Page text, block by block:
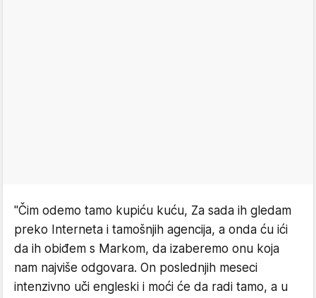
"Čim odemo tamo kupiću kuću, Za sada ih gledam
preko Interneta i tamošnjih agencija, a onda ću ići
da ih obiđem s Markom, da izaberemo onu koja
nam najviše odgovara. On poslednjih meseci
intenzivno uči engleski i moći će da radi tamo, a u